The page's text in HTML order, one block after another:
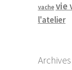
vache vie
l'atelier
Archives